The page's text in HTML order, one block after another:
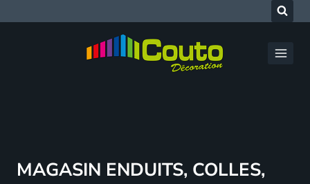
au
MAGASIN ENDUITS, COLLES,